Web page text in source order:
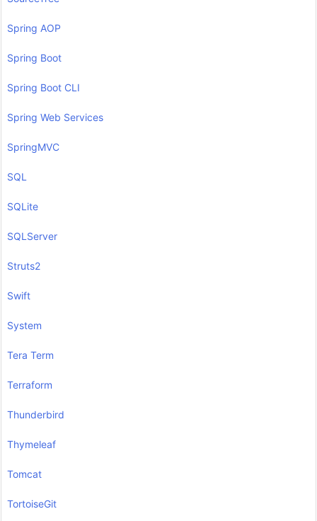
Spring AOP
Spring Boot
Spring Boot CLI
Spring Web Services
SpringMVC
SQL
SQLite
SQLServer
Struts2
Swift
System
Tera Term
Terraform
Thunderbird
Thymeleaf
Tomcat
TortoiseGit